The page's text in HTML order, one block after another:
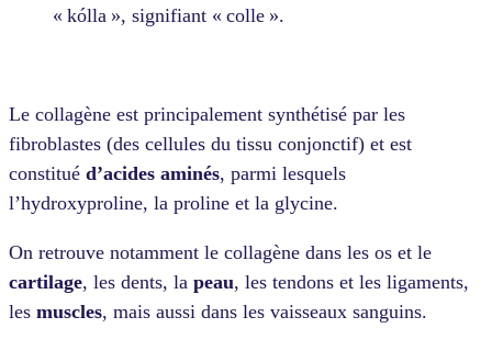
« kólla », signifiant « colle ».
Le collagène est principalement synthétisé par les
fibroblastes (des cellules du tissu conjonctif) et est
constitué d’acides aminés, parmi lesquels
l’hydroxyproline, la proline et la glycine.
On retrouve notamment le collagène dans les os et le
cartilage, les dents, la peau, les tendons et les ligaments,
les muscles, mais aussi dans les vaisseaux sanguins.